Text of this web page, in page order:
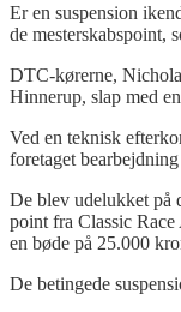
Er en suspension
de mesterskabspoint,
DTC-kørerne,
Hinnerup, slap med
Ved en teknisk
foretaget
De blev udelukket på
point fra Classic
en bøde på 25.000
De betingede